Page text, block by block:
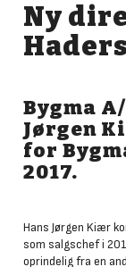
Ny
Bygma
Jørgen
for
2017.
Hans Jørgen Kiær
som salgschef i
oprindelig fra en